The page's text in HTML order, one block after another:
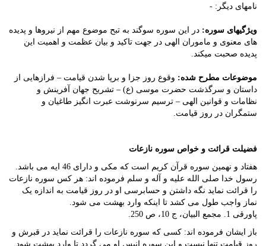
نامهای دیگر: -
ویژگیهای سوره: در این سوره سوگند به تبح موضوع مهم از نیروها و پدیده
های معنوی و ماموران الهی در جهت تاکید و بیان عظمت و اهمیت این
پدیده صحبت میکند.
موضوعات مطرح شده: وقوع روز جزا و برپا شدن قیامت – فرازهایی از
داستان و سرگذشت حضرت موسی (ع) – تشریح جهان آفرینش و
نظامات و قوانین الهی – ترسیم سرنوشت عبرت انگیز طاغیان و
ستمگران در روز قیامت.
فضیلت قرائت و خواص سوره نازعات
هفتاد و نهمین سوره قرآن کریم است که مکی و دارای 46 ایه می باشد.
رسول خدا صلی الله علیه و آله و سلم فرموده اند: هر کس سوره نازعات
را قرائت نماید نگه داشتن و حسابرسی او در روز قیامت به اندازه یک
نماز واجب طول می کشد تا اینکه وارد بهشت می شود.
پاورقی 1. مجمع البیان، ج 10، ص 250.
باز ایشان فرموده اند: کسی که سوره نازعات را قرائت نماید در قبرش و
روز قیامت تنها نیست و این سوره انیس او می گردد تا وارد بهشت شود.